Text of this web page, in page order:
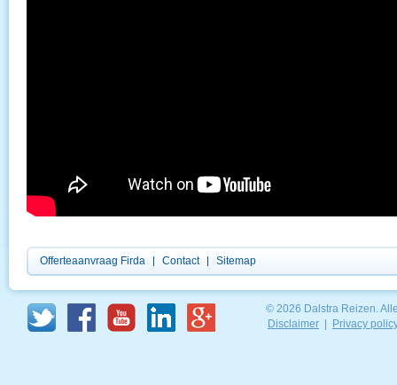
Offerteaanvraag Firda Contact Sitemap
© 2026 Dalstra Reizen.
Disclaimer
Privacy